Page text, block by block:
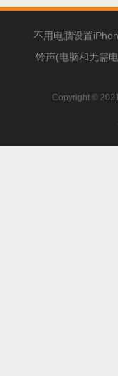
不用电脑设置
铃声(电脑和无需
Copyright © 2021